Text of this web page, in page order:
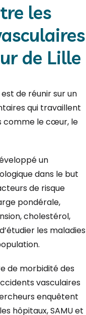
les
de Lille
de réunir sur un
qui travaillent
comme le cœur, le
un
dans le but
de risque
pondérale,
cholestérol,
les maladies
de morbidité des
vasculaires
enquêtent
hôpitaux, SAMU et